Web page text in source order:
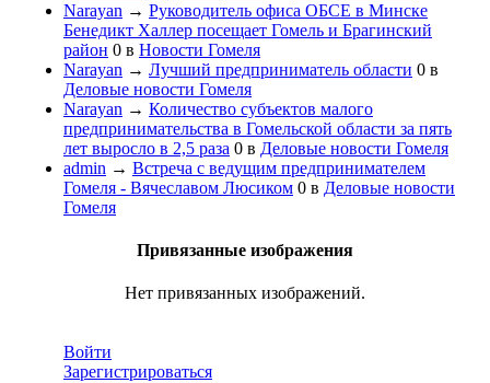
Narayan → Руководитель офиса ОБСЕ в Минске
Бенедикт Халлер посещает Гомель и Брагинский
район 0 в Новости Гомеля
Narayan → Лучший предприниматель области 0 в
Деловые новости Гомеля
Narayan → Количество субъектов малого
предпринимательства в Гомельской области за пять
лет выросло в 2,5 раза 0 в Деловые новости Гомеля
admin → Встреча с ведущим предпринимателем
Гомеля - Вячеславом Люсиком 0 в Деловые новости
Гомеля
Привязанные изображения
Нет привязанных изображений.
Войти
Зарегистрироваться